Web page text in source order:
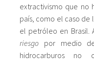
extractivismo que no
país, como el caso de
el petróleo en Brasil.
riesgo por medio
hidrocarburos no